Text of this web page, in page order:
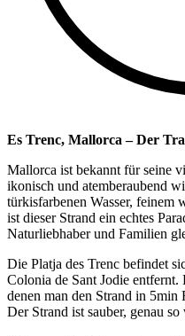
Es Trenc, Mallorca – Der
Mallorca ist bekannt für seine
ikonisch und atemberaubend
türkisfarbenen Wasser, feinem
ist dieser Strand ein echtes
Naturliebhaber und Familien
Die Platja des Trenc befindet
Colonia de Sant Jodie
denen man den Strand in
Der Strand ist sauber, genau so